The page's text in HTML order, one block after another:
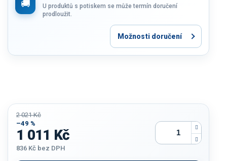
U produktů s potiskem se může termín doručení
prodloužit.
Možnosti doručení
2 021 Kč
–49 %
1 011 Kč
836 Kč bez DPH